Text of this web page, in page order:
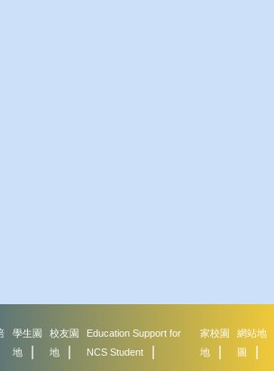
學生園
地
校友園
地
Education Support for
NCS Student
家校園
地
網站地
圖